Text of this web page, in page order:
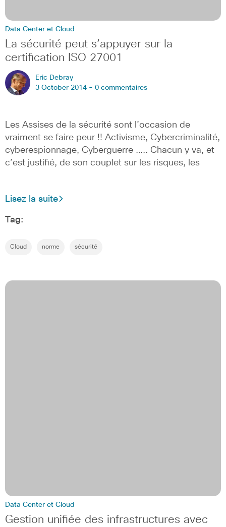
Data Center et Cloud
La sécurité peut s’appuyer sur la
certification ISO 27001
Eric Debray
3 October 2014 - 0 commentaires
Les Assises de la sécurité sont l’occasion de
vraiment se faire peur !! Activisme, Cybercriminalité,
cyberespionnage, Cyberguerre ….. Chacun y va, et
c’est justifié, de son couplet sur les risques, les
Lisez la suite
Tag:
Cloud norme sécurité
Data Center et Cloud
Gestion unifiée des infrastructures avec